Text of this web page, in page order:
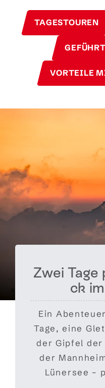
TAGESTOUREN
VORTEILE
Zwei Tage
ck
Ein
Tage, eine
der Gipfel der
der
Lünersee –